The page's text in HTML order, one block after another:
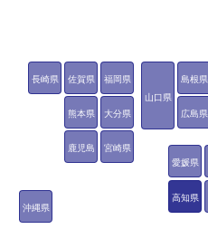
島根県
広島県
山口県
愛媛県
高知県
福岡県
佐賀県
長崎県
熊本県 大分県
宮崎県
鹿児島
沖縄県